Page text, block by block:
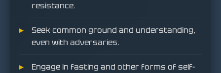
resistance.
Seek common ground and understanding,
even with adversaries.
Engage in fasting and other forms of self-